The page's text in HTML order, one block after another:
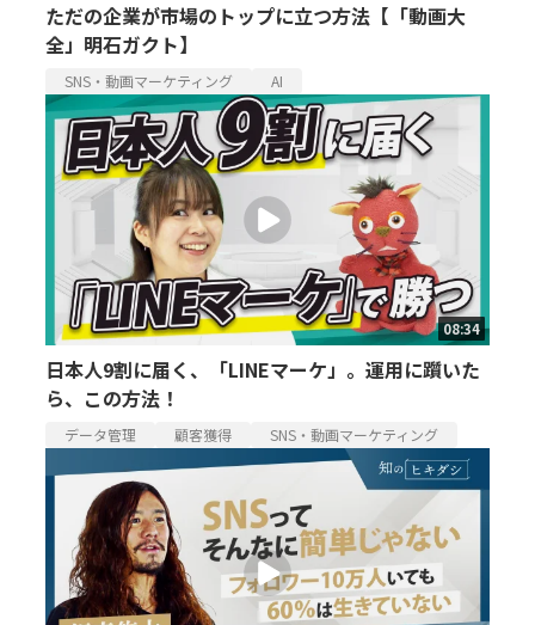
ただの企業が市場のトップに立つ方法【「動画大
全」明石ガクト】
SNS・動画マーケティング AI
08:34
日本人9割に届く、「LINEマーケ」。運用に躓いた
ら、この方法！
データ管理 顧客獲得 SNS・動画マーケティング